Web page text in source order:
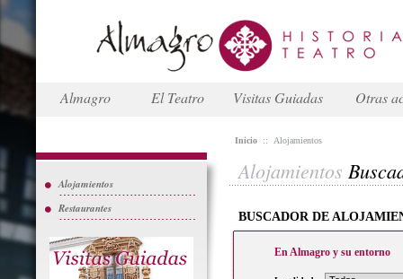
Almagro El Teatro Visitas Guiadas Otras
Alojamientos
Restaurantes
Inicio :: Alojamientos
Alojamientos
BUSCADOR DE
En Almagro y su entorno